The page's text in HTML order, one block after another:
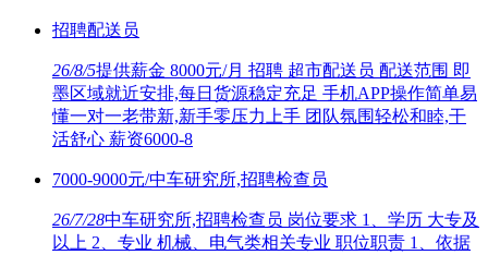
招聘配送员
26/8/5提供薪金 8000元/月 招聘 超市配送员 配送范围 即
墨区域就近安排,每日货源稳定充足 手机APP操作简单易
懂一对一老带新,新手零压力上手 团队氛围轻松和睦,干
活舒心 薪资6000-8
7000-9000元/中车研究所,招聘检查员
26/7/28中车研究所,招聘检查员 岗位要求 1、学历 大专及
以上 2、专业 机械、电气类相关专业 职位职责 1、依据